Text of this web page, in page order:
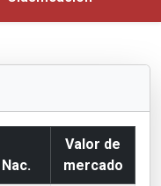
Nac.
Valor de
mercado